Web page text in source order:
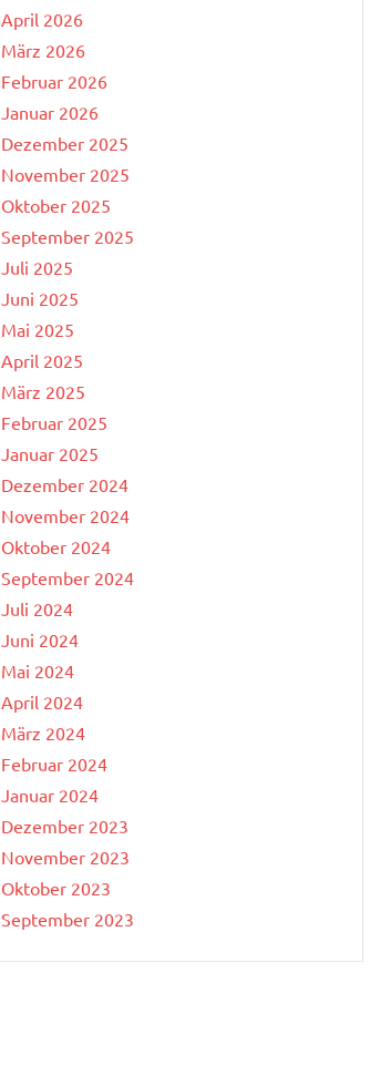
April 2026
März 2026
Februar 2026
Januar 2026
Dezember 2025
November 2025
Oktober 2025
September 2025
Juli 2025
Juni 2025
Mai 2025
April 2025
März 2025
Februar 2025
Januar 2025
Dezember 2024
November 2024
Oktober 2024
September 2024
Juli 2024
Juni 2024
Mai 2024
April 2024
März 2024
Februar 2024
Januar 2024
Dezember 2023
November 2023
Oktober 2023
September 2023